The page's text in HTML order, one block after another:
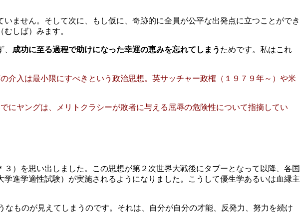
ません。そして次に、もし仮に、奇跡的に全員が公平な出発点に立つことができ
しば）みます。
成功に至る過程で助けになった幸運の恵みを忘れてしまう ためです。私はこれ
介入は最小限にすべきという政治思想。英サッチャー政権（１９７９年～）や米
にヤングは、メリトクラシーが敗者に与える屈辱の危険性について指摘してい
３）を思い出しました。この思想が第２次世界大戦後にタブーとなって以降、各国
進学適性試験）が実施されるようになりました。こうして優生学あるいは血縁主
なものが見えてしまうのです。それは、自分が自分の才能、反発力、努力を続け